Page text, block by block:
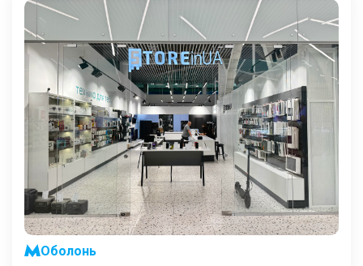
Оболонь